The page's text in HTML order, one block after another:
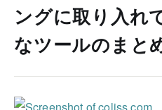
ングに取り入れ
なツールのまと